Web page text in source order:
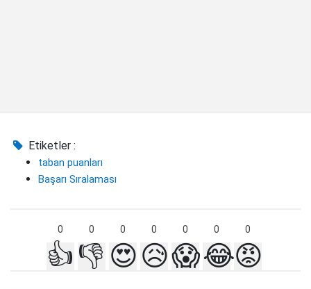
Etiketler :
taban puanları
Başarı Sıralaması
0 0 0 0 0 0 0
👍 👎 😍😥😱😂😡